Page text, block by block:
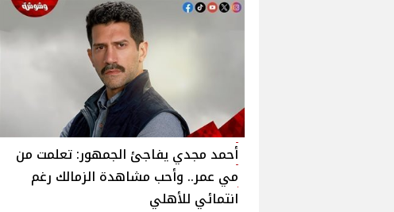
أحمد مجدي يفاجئ الجمهور: تعلمت من
مي عمر.. وأحب مشاهدة الزمالك رغم
انتمائي للأهلي